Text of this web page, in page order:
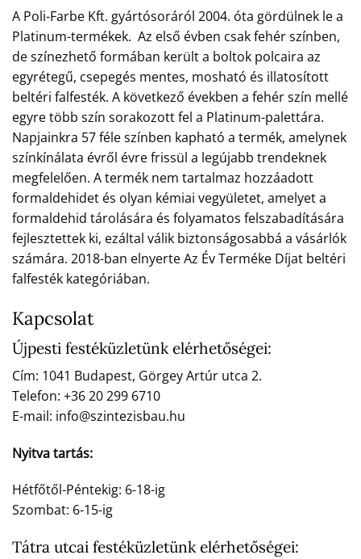
A Poli-Farbe Kft. gyártósoráról 2004. óta gördülnek le a
Platinum-termékek. Az első évben csak fehér színben,
de színezhető formában került a boltok polcaira az
egyrétegű, csepegés mentes, mosható és illatosított
beltéri falfesték. A következő években a fehér szín mellé
egyre több szín sorakozott fel a Platinum-palettára.
Napjainkra 57 féle színben kapható a termék, amelynek
színkínálata évről évre frissül a legújabb trendeknek
megfelelően. A termék nem tartalmaz hozzáadott
formaldehidet és olyan kémiai vegyületet, amelyet a
formaldehid tárolására és folyamatos felszabadítására
fejlesztettek ki, ezáltal válik biztonságosabbá a vásárlók
számára. 2018-ban elnyerte Az Év Terméke Díjat beltéri
falfesték kategóriában.
Kapcsolat
Újpesti festéküzletünk elérhetőségei:
Cím: 1041 Budapest, Görgey Artúr utca 2.
Telefon: +36 20 299 6710
E-mail: info@szintezisbau.hu
Nyitva tartás:
Hétfőtől-Péntekig: 6-18-ig
Szombat: 6-15-ig
Tátra utcai festéküzletünk elérhetőségei: